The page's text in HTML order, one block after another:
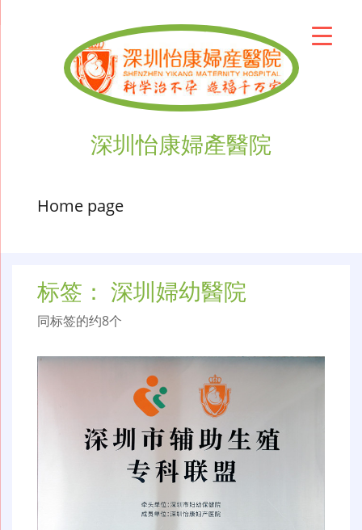
深圳怡康婦產醫院
Home page
标签： 深圳婦幼醫院
同标签的约8个